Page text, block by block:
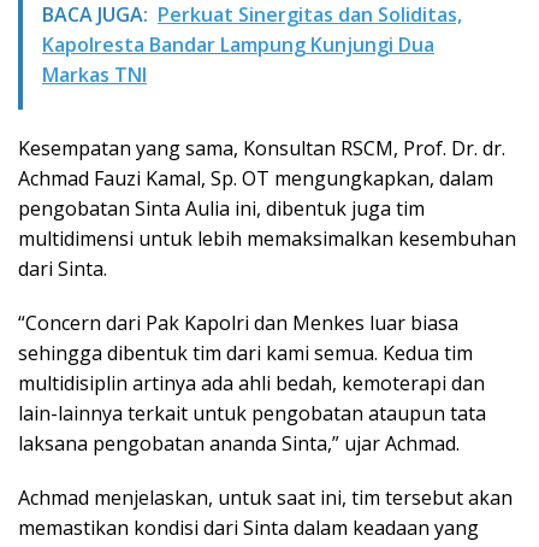
BACA JUGA: Perkuat Sinergitas dan Soliditas,
Kapolresta Bandar Lampung Kunjungi Dua
Markas TNI
Kesempatan yang sama, Konsultan RSCM, Prof. Dr. dr.
Achmad Fauzi Kamal, Sp. OT mengungkapkan, dalam
pengobatan Sinta Aulia ini, dibentuk juga tim
multidimensi untuk lebih memaksimalkan kesembuhan
dari Sinta.
“Concern dari Pak Kapolri dan Menkes luar biasa
sehingga dibentuk tim dari kami semua. Kedua tim
multidisiplin artinya ada ahli bedah, kemoterapi dan
lain-lainnya terkait untuk pengobatan ataupun tata
laksana pengobatan ananda Sinta,” ujar Achmad.
Achmad menjelaskan, untuk saat ini, tim tersebut akan
memastikan kondisi dari Sinta dalam keadaan yang